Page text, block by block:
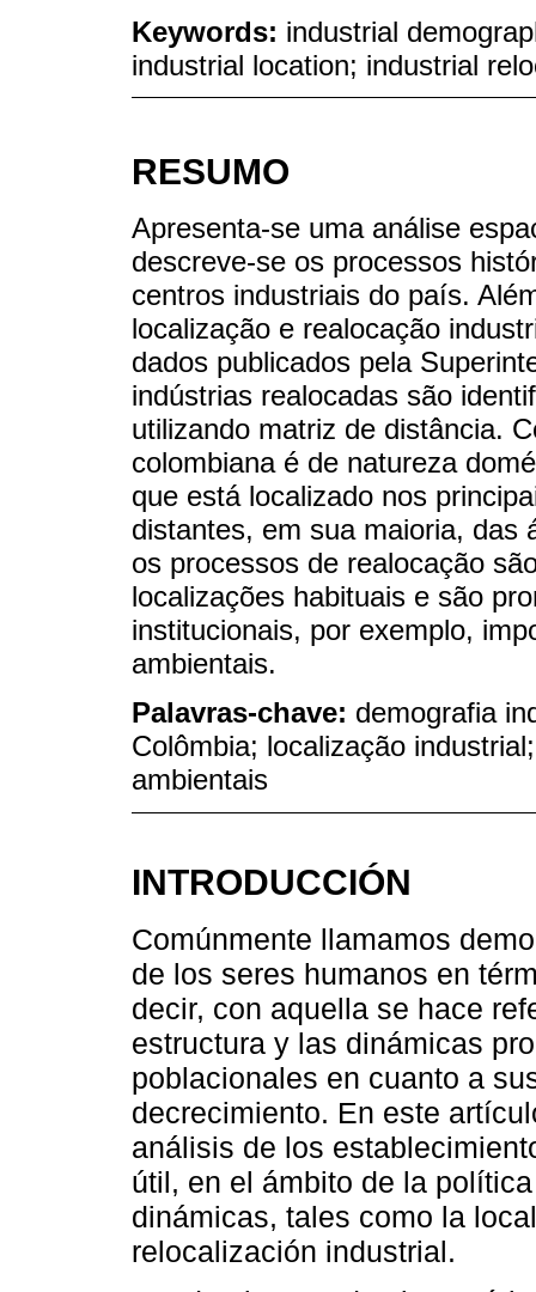
Keywords: industrial
industrial location; industrial
RESUMO
Apresenta-se uma análise
descreve-se os processos
centros industriais do país.
localização e realocação
dados publicados pela
indústrias realocadas são
utilizando matriz de distância.
colombiana é de natureza
que está localizado nos
distantes, em sua maioria, das
os processos de realocação
localizações habituais e são
institucionais, por exemplo,
ambientais.
Palavras-chave: demografia
Colômbia; localização
ambientais
INTRODUCCIÓN
Comúnmente llamamos
de los seres humanos en
decir, con aquella se hace
estructura y las dinámicas
poblacionales en cuanto a
decrecimiento. En este
análisis de los
útil, en el ámbito de la
dinámicas, tales como la
relocalización industrial.